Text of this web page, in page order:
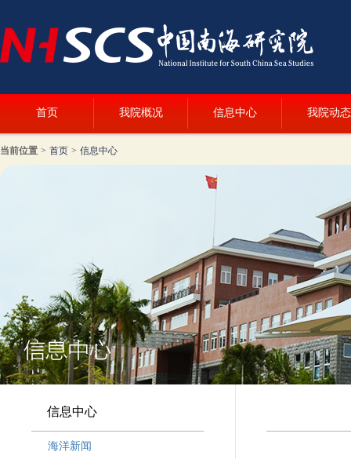
首页 我院概况 信息中心 我院动态
当前位置 > 首页 > 信息中心
信息中心
海洋新闻